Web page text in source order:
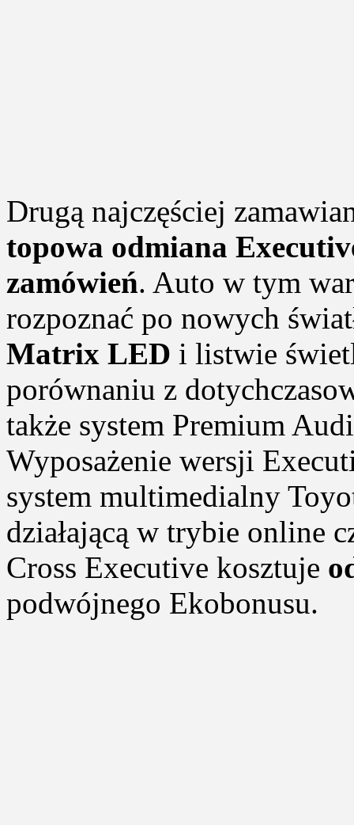
Drugą najczęściej
topowa odmiana
zamówień. Auto w tym
rozpoznać po nowych
Matrix LED i listwie
porównaniu z
także system Premium
Wyposażenie wersji
system multimedialny
działającą w trybie online
Cross Executive kosztuje
podwójnego Ekobonusu.